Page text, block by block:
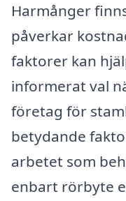
Harmånger
påverkar
faktorer kan
informerat val
företag för
betydande
arbetet som
enbart rörbyte